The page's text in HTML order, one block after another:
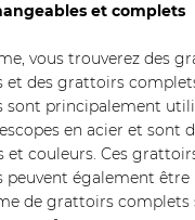
et complets
vous trouverez des
et des grattoirs
sont principalement
en acier et sont
et couleurs. Ces
peuvent également être
de grattoirs complets